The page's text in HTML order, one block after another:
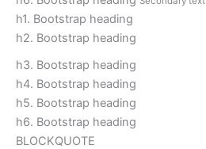
h1. Bootstrap heading
h2. Bootstrap heading
h3. Bootstrap heading
h4. Bootstrap heading
h5. Bootstrap heading
h6. Bootstrap heading
BLOCKQUOTE